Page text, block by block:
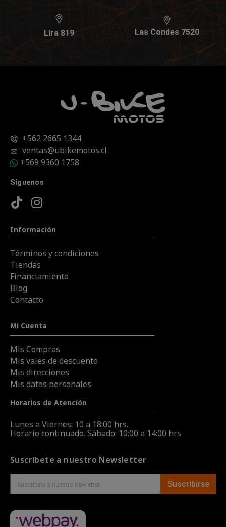
Lira 819 Las Condes 7520
+562 2665 1344
ventas@ubikemotos.cl
+569 9360 1758
Síguenos
Información
Términos y condiciones
Tiendas
Financiamiento
Blog
Contacto
Mi Cuenta
Mis Compras
Mis vales de descuento
Mis direcciones
Mis datos personales
Horarios de Atención
Lunes a Viernes: 10 a 18:00 hrs.
Horario continuado. Sábado: 10:00 a 14:00 hrs
Suscríbete a nuestro Newsletter
Suscribirse